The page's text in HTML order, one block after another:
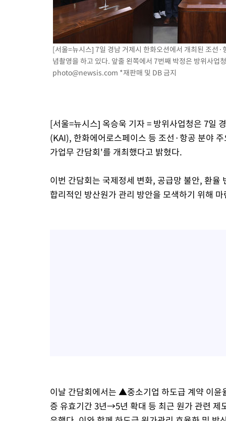
"여기 떨어졌다"…다누리, 스페이스X 로켓 달 충돌 흔적 포착
손흥민, 5경기 연속골 실패…LAFC는 승부차기 끝 과달라하라
내일까지 39도 '펄펄'…기상청 "태풍 지나며 폭염 잠시 꺾인다"
트럼프, 한국계 진보 주지사 후보 맹공…"공산주의가 최대 위협"
"美간섭에 합의 지연"…트럼프, '이란 호르무즈 통제권' 수용할
[속보]산업장관 "李정부, 원전 반대 안해…안정 전력 위해 불가
[서울=뉴시스] 7일 경남 거제시 한화오션에서 개최된 조선
념촬영을 하고 있다. 앞줄 왼쪽에서 7번째 박정은 방위사
photo@newsis.com *재판매 및 DB 금지
[서울=뉴시스] 옥승욱 기자 = 방위사업청은 7일
(KAI), 한화에어로스페이스 등 조선·항공 분야
가업무 간담회'를 개최했다고 밝혔다.
이번 간담회는 국제정세 변화, 공급망 불안, 환
합리적인 방산원가 관리 방안을 모색하기 위해
이날 간담회에서는 ▲중소기업 하도급 계약 이
증 유효기간 3년→5년 확대 등 최근 원가 관련 제